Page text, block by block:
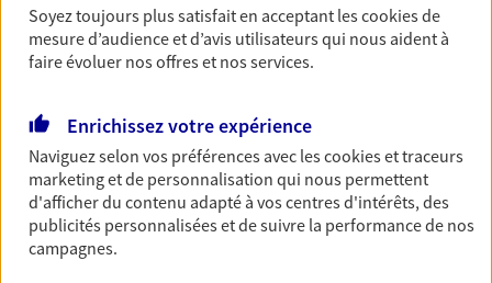
N° Orias * (orias.fr) : EI FAISANT CYRIL (22004191); EI ESCHALIER
STEPHANE (23007648)
SGTA Sud Thonon
Agent Général d'assurance exclusif AXA
France
2 Grande Rue, 74200 Thonon Les Bains
Soyez toujours plus satisfait en acceptant lescookiesde
mesure d’audience et d’avis utilisateurs qui nous aident à
faire évoluer nos offres et nos services.
Enrichissez votre expérience
Naviguez selon vos préférences avec lescookies et traceurs
marketing et de personnalisation qui nous permettent
d'afficher du contenu adapté à vos centres d'intérêts, des
publicités personnalisées et de suivre la performance de nos
campagnes.